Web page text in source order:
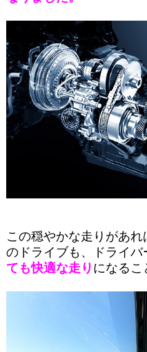
この穏やかな走りがあ
のドライブも、ドライバ
ても快適な走り になるこ